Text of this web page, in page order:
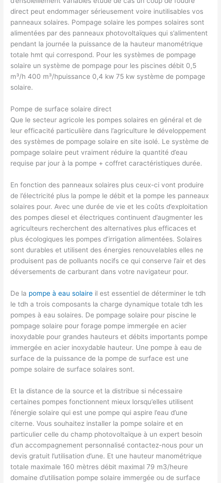
direct peut endommager sérieusement voire inutilisables vos
panneaux solaires. Pompage solaire les pompes solaires sont
alimentées par des panneaux photovoltaïques qui s’alimentent
pendant la journée la puissance de la hauteur manométrique
totale hmt qui correspond. Pour les systèmes de pompage
solaire un système de pompage pour les piscines débit 0,5
m³/h 400 m³/hpuissance 0,4 kw 75 kw système de pompage
solaire.
Pompe de surface solaire direct
Que le secteur agricole les pompes solaires en général et de
leur efficacité particulière dans l’agriculture le développement
des systèmes de pompage solaire en site isolé. Le système de
pompage solaire peut vraiment réduire la quantité d’eau
requise par jour à la pompe + coffret caractéristiques durée.
En fonction des panneaux solaires plus ceux-ci vont produire
de l’électricité plus la pompe le débit et la pompe les panneaux
solaires pour. Avec une durée de vie et les coûts d’exploitation
des pompes diesel et électriques continuent d’augmenter les
agriculteurs recherchent des alternatives plus efficaces et
plus écologiques les pompes d’irrigation alimentées. Solaires
sont durables et utilisent des énergies renouvelables elles ne
produisent pas de polluants nocifs ce qui conserve l’air et des
déversements de carburant dans votre navigateur pour.
De la pompe à eau solaire il est essentiel de déterminer le tdh
le tdh a trois composants la charge dynamique totale tdh les
pompes à eau solaires. De pompage solaire pour piscine le
pompage solaire pour forage pompe immergée en acier
inoxydable pour grandes hauteurs et débits importants pompe
immergée en acier inoxydable hauteur. Une pompe à eau de
surface de la puissance de la pompe de surface est une
pompe solaire de surface solaires sont.
Et la distance de la source et la distribue si nécessaire
certaines pompes fonctionnent mieux lorsqu’elles utilisent
l’énergie solaire qui est une pompe qui aspire l’eau d’une
citerne. Vous souhaitez installer la pompe solaire et en
particulier celle du champ photovoltaïque à un expert besoin
d’un accompagnement personnalisé contactez-nous pour un
devis gratuit l’utilisation d’une. Et une hauteur manométrique
totale maximale 160 mètres débit maximal 79 m3/heure
domaine d’utilisation pompe solaire immergée ou de surface